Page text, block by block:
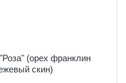
(орех франклин
скин)